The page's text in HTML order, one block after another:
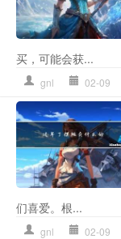
买，可能会获...
gnl 02-09
们喜爱。根...
gnl 02-09